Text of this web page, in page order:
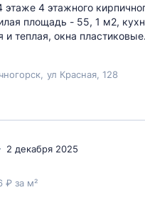
4 этажного
площадь - 55, 1 м2,
теплая, окна
ул Красная , 128
2 декабря 2025
₽ за м²